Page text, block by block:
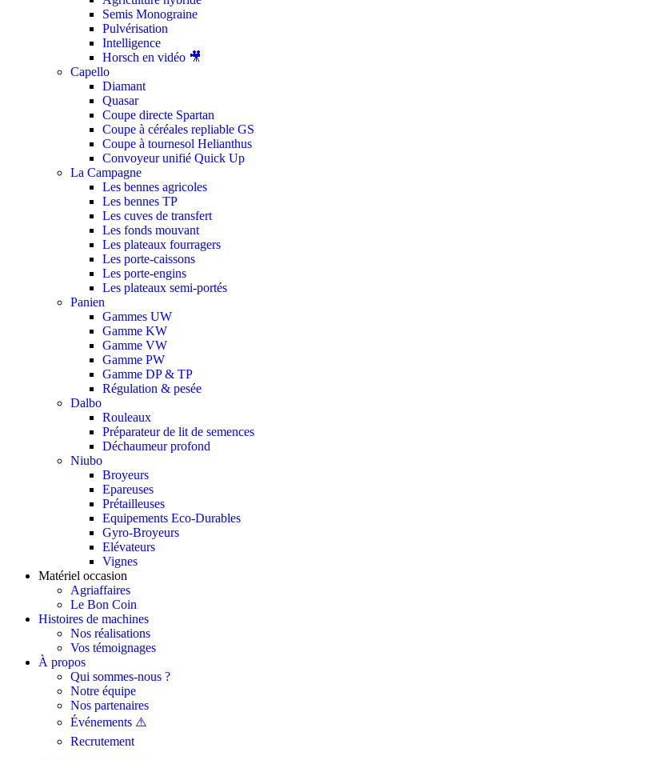
Semis Monograine
Pulvérisation
Intelligence
Horsch en vidéo 🎥
Capello
Diamant
Quasar
Coupe directe Spartan
Coupe à céréales repliable GS
Coupe à tournesol Helianthus
Convoyeur unifié Quick Up
La Campagne
Les bennes agricoles
Les bennes TP
Les cuves de transfert
Les fonds mouvant
Les plateaux fourragers
Les porte-caissons
Les porte-engins
Les plateaux semi-portés
Panien
Gammes UW
Gamme KW
Gamme VW
Gamme PW
Gamme DP & TP
Régulation & pesée
Dalbo
Rouleaux
Préparateur de lit de semences
Déchaumeur profond
Niubo
Broyeurs
Epareuses
Prétailleuses
Equipements Eco-Durables
Gyro-Broyeurs
Elévateurs
Vignes
Matériel occasion
Agriaffaires
Le Bon Coin
Histoires de machines
Nos réalisations
Vos témoignages
À propos
Qui sommes-nous ?
Notre équipe
Nos partenaires
Événements ⚠️
Recrutement